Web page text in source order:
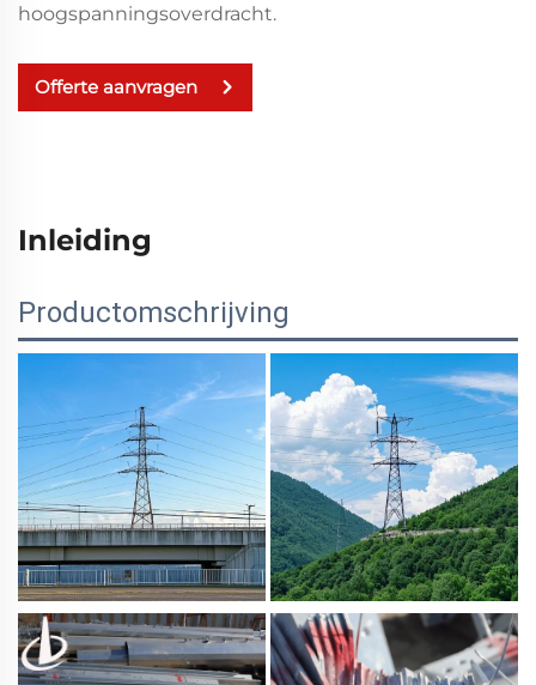
hoogspanningsoverdracht.
Offerte aanvragen
Inleiding
Productomschrijving